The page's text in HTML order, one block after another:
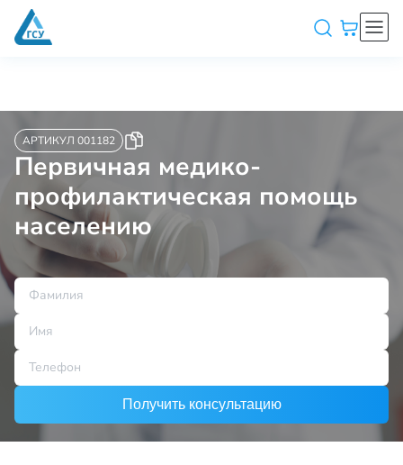
АРТИКУЛ 001182
Первичная медико-
профилактическая помощь
населению
Получить консультацию